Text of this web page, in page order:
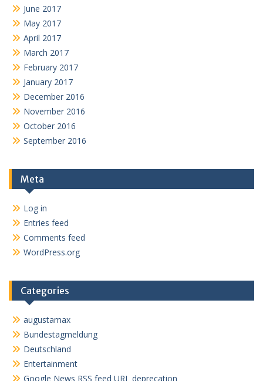
June 2017
May 2017
April 2017
March 2017
February 2017
January 2017
December 2016
November 2016
October 2016
September 2016
Meta
Log in
Entries feed
Comments feed
WordPress.org
Categories
augustamax
Bundestagmeldung
Deutschland
Entertainment
Google News RSS feed URL deprecation